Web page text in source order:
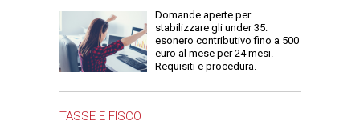
Domande aperte per
stabilizzare gli under 35:
esonero contributivo fino a 500
euro al mese per 24 mesi.
Requisiti e procedura.
TASSE E FISCO